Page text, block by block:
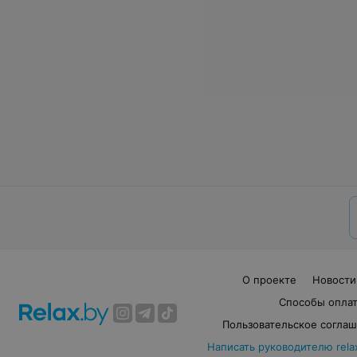
О проекте
Способы
Пользовательское
Написать руководителю